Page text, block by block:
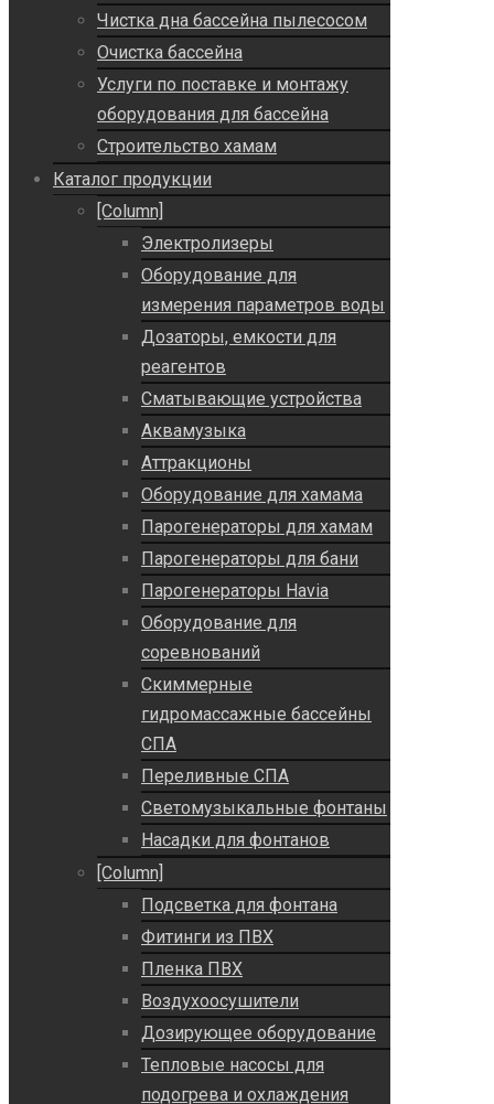
Чистка дна бассейна пылесосом
Очистка бассейна
Услуги по поставке и монтажу
оборудования для бассейна
Строительство хамам
Каталог продукции
[Column]
Электролизеры
Оборудование для
измерения параметров воды
Дозаторы, емкости для
реагентов
Сматывающие устройства
Аквамузыка
Аттракционы
Оборудование для хамама
Парогенераторы для хамам
Парогенераторы для бани
Парогенераторы Havia
Оборудование для
соревнований
Скиммерные
гидромассажные бассейны
СПА
Переливные СПА
Светомузыкальные фонтаны
Насадки для фонтанов
[Column]
Подсветка для фонтана
Фитинги из ПВХ
Пленка ПВХ
Воздухоосушители
Дозирующее оборудование
Тепловые насосы для
подогрева и охлаждения